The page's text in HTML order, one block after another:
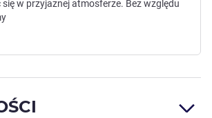
w przyjaznej atmosferze. Bez względu